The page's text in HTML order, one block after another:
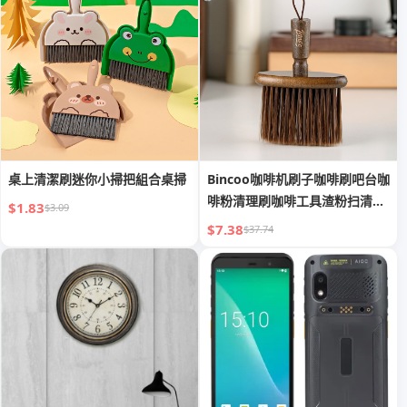
桌上清潔刷迷你小掃把組合桌掃
$1.83$3.09
Bincoo咖啡机刷子咖啡刷吧台咖
啡粉清理刷咖啡工具渣粉扫清洁
毛刷
$7.38$37.74